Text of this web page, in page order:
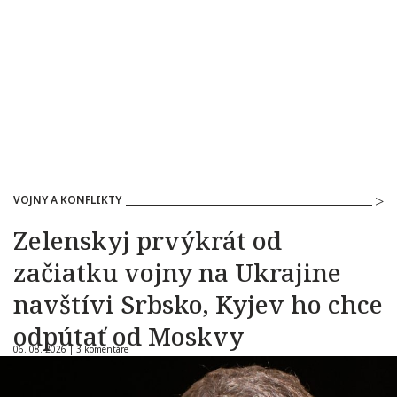
VOJNY A KONFLIKTY
Zelenskyj prvýkrát od
začiatku vojny na Ukrajine
navštívi Srbsko, Kyjev ho chce
odpútať od Moskvy
06. 08. 2026 | 3 komentáre